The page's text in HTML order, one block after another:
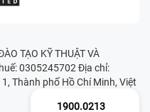
TẠO KỸ THUẬT VÀ
0305245702 Địa chỉ:
Thành phố Hồ Chí Minh, Việt
1900.0213